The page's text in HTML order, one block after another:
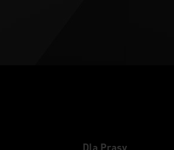
Dla Prasy